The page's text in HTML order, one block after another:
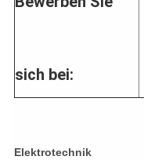
sich bei:
Elektrotechnik